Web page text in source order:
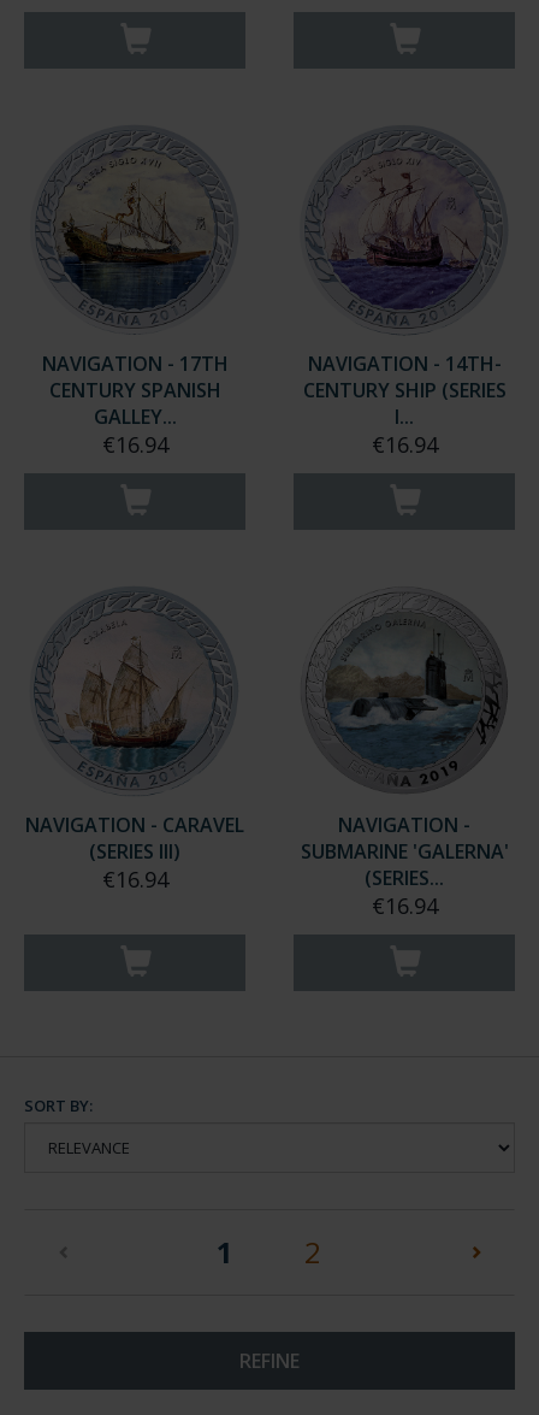
NAVIGATION - 17TH
CENTURY SPANISH
GALLEY...
€16.94
NAVIGATION - 14TH-
CENTURY SHIP (SERIES
I...
€16.94
NAVIGATION - CARAVEL
(SERIES III)
€16.94
NAVIGATION -
SUBMARINE 'GALERNA'
(SERIES...
€16.94
SORT BY:
1 (current)
2
REFINE